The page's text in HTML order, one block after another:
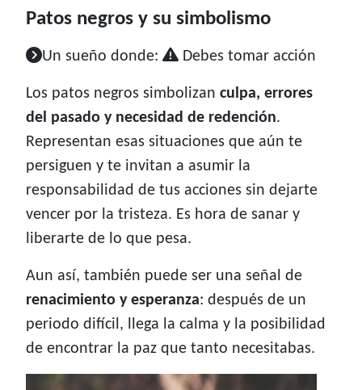
Patos negros y su simbolismo
Un sueño donde: Debes tomar acción
Los patos negros simbolizan culpa, errores
del pasado y necesidad de redención.
Representan esas situaciones que aún te
persiguen y te invitan a asumir la
responsabilidad de tus acciones sin dejarte
vencer por la tristeza. Es hora de sanar y
liberarte de lo que pesa.
Aun así, también puede ser una señal de
renacimiento y esperanza: después de un
periodo difícil, llega la calma y la posibilidad
de encontrar la paz que tanto necesitabas.